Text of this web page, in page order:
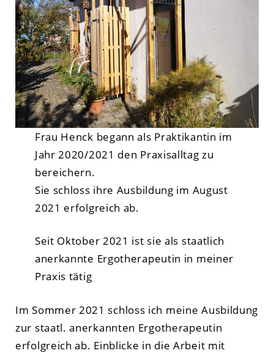
Frau Henck begann als Praktikantin im
Jahr 2020/2021 den Praxisalltag zu
bereichern.
Sie schloss ihre Ausbildung im August
2021 erfolgreich ab.
Seit Oktober 2021 ist sie als staatlich
anerkannte Ergotherapeutin in meiner
Praxis tätig
Im Sommer 2021 schloss ich meine Ausbildung
zur staatl. anerkannten Ergotherapeutin
erfolgreich ab. Einblicke in die Arbeit mit